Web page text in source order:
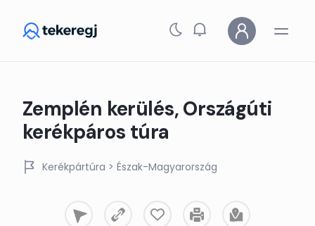
Zemplén kerülés, Országúti
kerékpáros túra
Kerékpártúra > Észak-Magyarország